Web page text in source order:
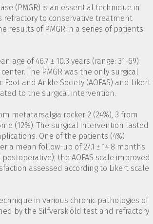
(PMGR) is an essential technique in
to conservative treatment
results of PMGR in a series of patients
age of 46.7 ± 10.3 years (range: 31-69)
The PMGR was the only surgical
and Ankle Society (AOFAS) and Likert
to the surgical intervention.
metatarsalgia rocker 2 (24%), 3 from
(12%). The surgical intervention lasted
One of the patients (4%)
mean follow-up of 27.1 ± 14.8 months
postoperative); the AOFAS scale improved
assessed according to Likert scale
in various chronic pathologies of
by the Silfverskiöld test and refractory